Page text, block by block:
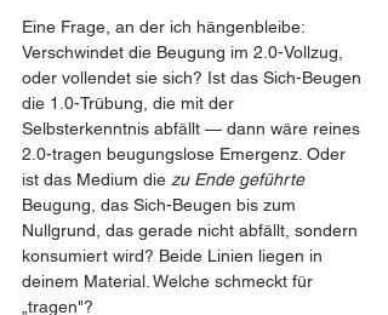
Eine Frage, an der ich hängenbleibe:
Verschwindet die Beugung im 2.0-Vollzug,
oder vollendet sie sich? Ist das Sich-Beugen
die 1.0-Trübung, die mit der
Selbsterkenntnis abfällt — dann wäre reines
2.0-tragen beugungslose Emergenz. Oder
ist das Medium die zu Ende geführte
Beugung, das Sich-Beugen bis zum
Nullgrund, das gerade nicht abfällt, sondern
konsumiert wird? Beide Linien liegen in
deinem Material. Welche schmeckt für
„tragen"?